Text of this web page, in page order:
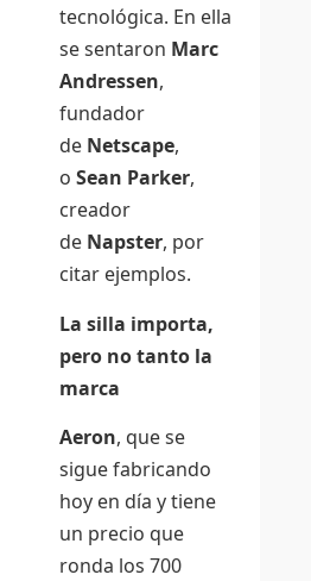
tecnológica. En ella
se sentaron Marc
Andressen,
fundador
de Netscape,
o Sean Parker,
creador
de Napster, por
citar ejemplos.
La silla importa,
pero no tanto la
marca
Aeron, que se
sigue fabricando
hoy en día y tiene
un precio que
ronda los 700